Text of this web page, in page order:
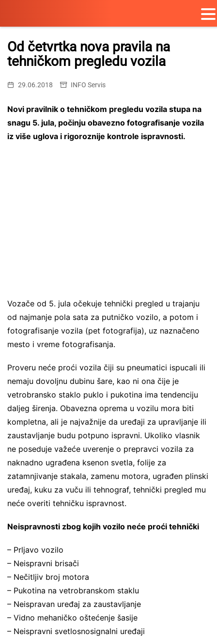
Skip
content
Od četvrtka nova pravila na
tehničkom pregledu vozila
29.06.2018 INFO Servis
Novi pravilnik o tehničkom pregledu vozila stupa na
snagu 5. jula, počinju obavezno fotografisanje vozila
iz više uglova i rigoroznije kontrole ispravnosti.
Vozače od 5. jula očekuje tehnički pregled u trajanju
od najmanje pola sata za putničko vozilo, a potom i
fotografisanje vozila (pet fotografija), uz naznačeno
mesto i vreme fotografisanja.
Proveru neće proći vozila čiji su pneumatici ispucali ili
nemaju dovoljnu dubinu šare, kao ni ona čije je
vetrobransko staklo puklo i pukotina ima tendenciju
daljeg širenja. Obavezna oprema u vozilu mora biti
kompletna, ali je najvažnije da uređaji za upravljanje ili
zaustavljanje budu potpuno ispravni. Ukoliko vlasnik
ne poseduje važeće uverenje o prepravci vozila za
naknadno ugrađena ksenon svetla, folije za
zatamnjivanje stakala, zamenu motora, ugrađen plinski
uređaj, kuku za vuču ili tehnograf, tehnički pregled mu
neće overiti tehničku ispravnost.
Neispravnosti zbog kojih vozilo neće proći tehnički
– Prljavo vozilo
– Neispravni brisači
– Nečitljiv broj motora
– Pukotina na vetrobranskom staklu
– Neispravan uređaj za zaustavljanje
– Vidno mehaničko oštećenje šasije
– Neispravni svetlosnosignalni uređaji